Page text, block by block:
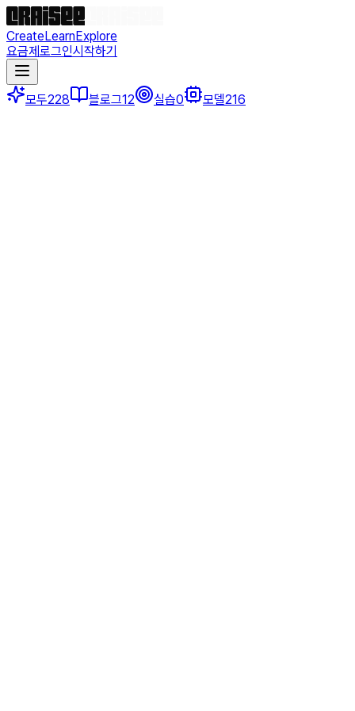
CreateLearnExplore
요금제로그인시작하기
모두228 블로그12 실습0 모델216